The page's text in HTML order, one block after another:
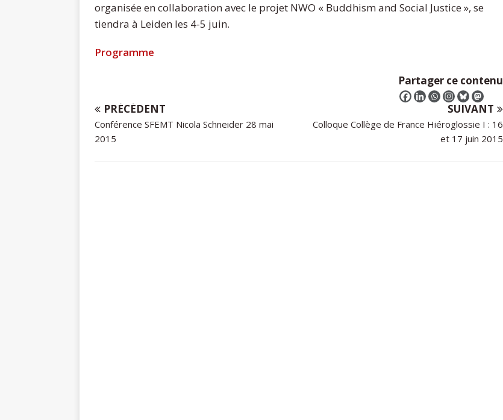
organisée en collaboration avec le projet NWO « Buddhism and Social Justice », se
tiendra à Leiden les 4-5 juin.
Programme
Partager ce contenu
PRÉCÉDENT
Conférence SFEMT Nicola Schneider 28 mai
2015
SUIVANT
Colloque Collège de France Hiéroglossie I : 16
et 17 juin 2015